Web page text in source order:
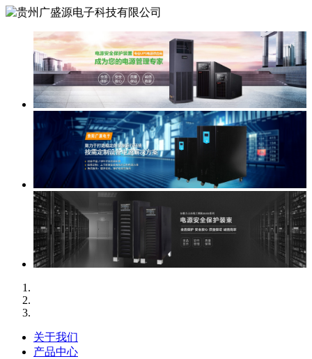
关于我们
产品中心